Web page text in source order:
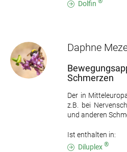
Dolfin
Daphne
Schmerzen
Der in
z.B. bei
und anderen
Ist enthalten in:
Diluplex ®